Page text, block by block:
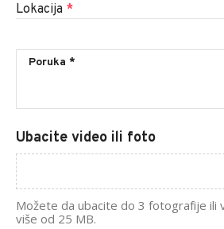
Lokacija *
Ubacite video ili foto
Možete da ubacite do 3 fotografije ili
više od 25 MB.